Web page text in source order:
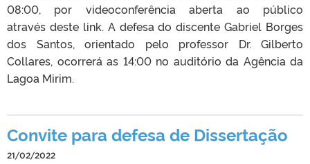
08:00, por videoconferência aberta ao público
através deste link. A defesa do discente Gabriel Borges
dos Santos, orientado pelo professor Dr. Gilberto
Collares, ocorrerá as 14:00 no auditório da Agência da
Lagoa Mirim.
Convite para defesa de Dissertação
21/02/2022